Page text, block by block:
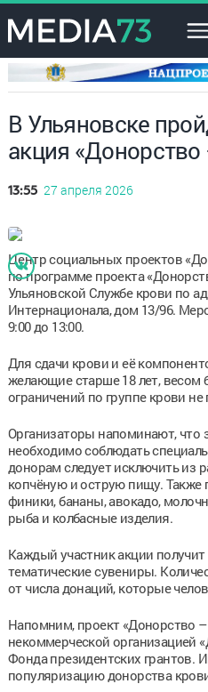
В Ульяновске
акция
13:55 27 апреля 2026
Центр социальных проектов
по программе проекта
Ульяновской Службе крови по
Интернационала, дом 13/96.
9:00 до 13:00.
Для сдачи крови и её
желающие старше 18 лет, весом
ограничений по группе крови
Организаторы напоминают, что
необходимо соблюдать
донорам следует исключить из
копчёную и острую пищу. Также
финики, бананы, авокадо,
рыба и колбасные изделия.
Каждый участник акции получит
тематические сувениры.
от числа донаций, которые
Напомним, проект «Донорство –
некоммерческой организацией
Фонда президентских грантов.
популяризацию донорства